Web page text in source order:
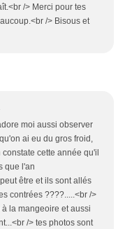
/> Merci pour tes
/> Bisous et
moi aussi observer
ai eu du gros froid,
cette année qu'il
que l'an
être et ils sont allés
contrées ????.....<br />
la mangeoire et aussi
/> tes photos sont